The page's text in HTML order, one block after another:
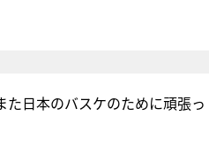
日本のバスケのために頑張っ